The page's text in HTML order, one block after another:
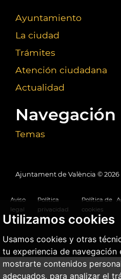
Utilizamos cookies
Usamos cookies y otras
tu experiencia de navegación
mostrarte contenidos
adecuados, para analizar el
Ayuntamiento
La ciudad
Trámites
Atención ciudadana
Actualidad
Navegación
Temas
Ajuntament de València © 2026
Aviso
legal
Política
privacidad
Política de
cookies